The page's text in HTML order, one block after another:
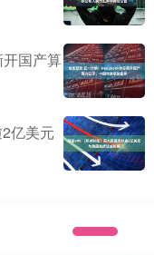
国产算
亿美元